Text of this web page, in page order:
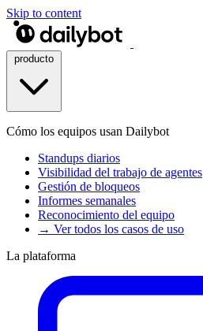
Skip to content
Cómo los equipos usan Dailybot
Standups diarios
Visibilidad del trabajo de agentes
Gestión de bloqueos
Informes semanales
Reconocimiento del equipo
→ Ver todos los casos de uso
La plataforma